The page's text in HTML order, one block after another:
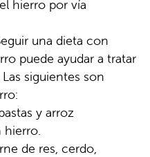
hierro por vía
una dieta con
puede ayudar a tratar
siguientes son
y arroz
hierro.
de res, cerdo,